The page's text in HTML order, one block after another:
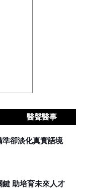
醫聲醫事
卻淡化真實語境
助培育未來人才